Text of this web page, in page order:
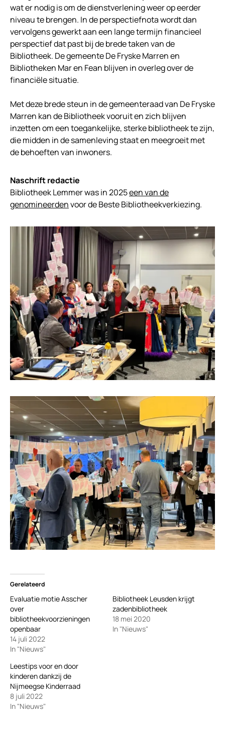
wat er nodig is om de dienstverlening weer op eerder
niveau te brengen. In de perspectiefnota wordt dan
vervolgens gewerkt aan een lange termijn financieel
perspectief dat past bij de brede taken van de
Bibliotheek. De gemeente De Fryske Marren en
Bibliotheken Mar en Fean blijven in overleg over de
financiële situatie.
Met deze brede steun in de gemeenteraad van De Fryske
Marren kan de Bibliotheek vooruit en zich blijven
inzetten om een toegankelijke, sterke bibliotheek te zijn,
die midden in de samenleving staat en meegroeit met
de behoeften van inwoners.
Naschrift redactie
Bibliotheek Lemmer was in 2025een van de
genomineerdenvoor de Beste Bibliotheekverkiezing.
Gerelateerd
Evaluatie motie Asscher
over
bibliotheekvoorzieningen
openbaar
14 juli 2022
In "Nieuws"
Bibliotheek Leusden krijgt
zadenbibliotheek
18 mei 2020
In "Nieuws"
Leestips voor en door
kinderen dankzij de
Nijmeegse Kinderraad
8 juli 2022
In "Nieuws"